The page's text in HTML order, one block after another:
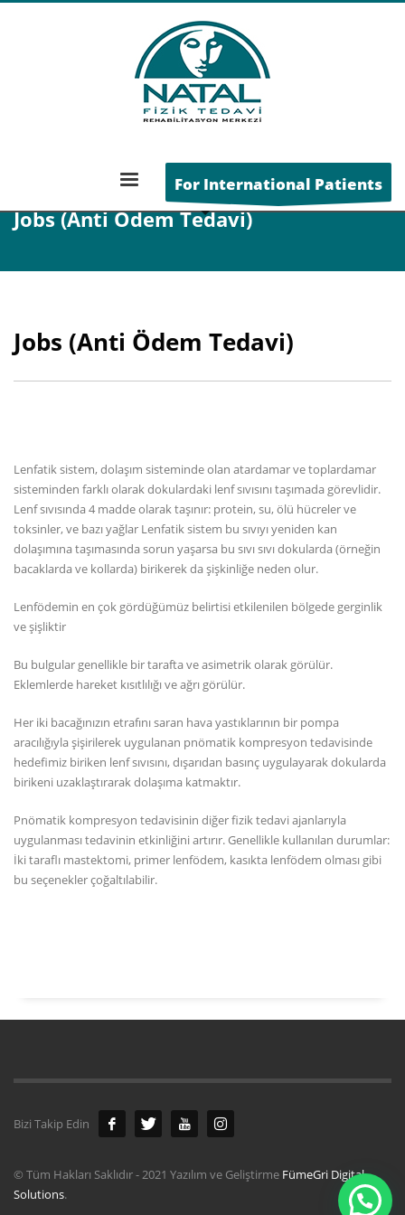
For International Patients
JOBS (ANTI ÖDEM TEDAVI)
Jobs (Anti Ödem Tedavi)
Jobs (Anti Ödem Tedavi)
Lenfatik sistem, dolaşım sisteminde olan atardamar ve toplardamar
sisteminden farklı olarak dokulardaki lenf sıvısını taşımada görevlidir.
Lenf sıvısında 4 madde olarak taşınır: protein, su, ölü hücreler ve
toksinler, ve bazı yağlar Lenfatik sistem bu sıvıyı yeniden kan
dolaşımına taşımasında sorun yaşarsa bu sıvı sıvı dokularda (örneğin
bacaklarda ve kollarda) birikerek da şişkinliğe neden olur.
Lenfödemin en çok gördüğümüz belirtisi etkilenilen bölgede gerginlik
ve şişliktir
Bu bulgular genellikle bir tarafta ve asimetrik olarak görülür.
Eklemlerde hareket kısıtlılığı ve ağrı görülür.
Her iki bacağınızın etrafını saran hava yastıklarının bir pompa
aracılığıyla şişirilerek uygulanan pnömatik kompresyon tedavisinde
hedefimiz biriken lenf sıvısını, dışarıdan basınç uygulayarak dokularda
birikeni uzaklaştırarak dolaşıma katmaktır.
Pnömatik kompresyon tedavisinin diğer fizik tedavi ajanlarıyla
uygulanması tedavinin etkinliğini artırır. Genellikle kullanılan durumlar:
İki taraflı mastektomi, primer lenfödem, kasıkta lenfödem olması gibi
bu seçenekler çoğaltılabilir.
Bizi Takip Edin
© Tüm Hakları Saklıdır - 2021 Yazılım ve Geliştirme FümeGri Digital
Solutions.